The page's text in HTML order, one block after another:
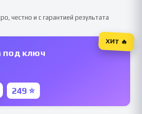
честно и с гарантией результата
под ключ
249 ⭐
ХИТ 🔥